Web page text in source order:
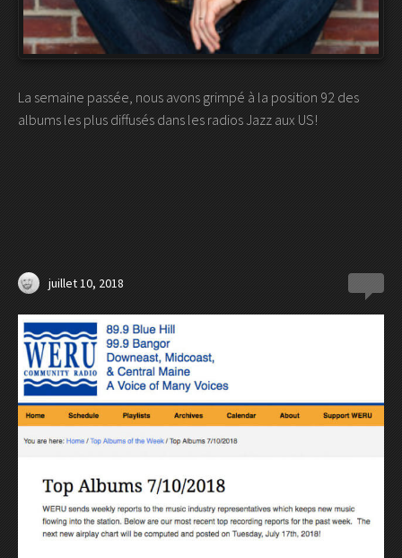
La semaine passée, nous avons grimpé à la position 92 des
albums les plus diffusés dans les radios Jazz aux US!
juillet 10, 2018